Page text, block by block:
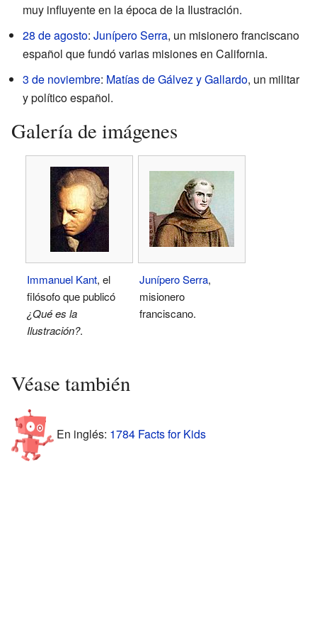
muy influyente en la época de la Ilustración.
28 de agosto: Junípero Serra, un misionero franciscano
español que fundó varias misiones en California.
3 de noviembre: Matías de Gálvez y Gallardo, un militar
y político español.
Galería de imágenes
Immanuel Kant, el
filósofo que publicó
¿Qué es la
Ilustración?.
Junípero Serra,
misionero
franciscano.
Véase también
En inglés: 1784 Facts for Kids